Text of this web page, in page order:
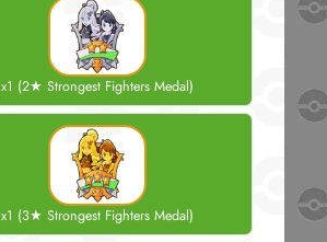
x1 (2★ Strongest Fighters Medal)
x1 (3★ Strongest Fighters Medal)